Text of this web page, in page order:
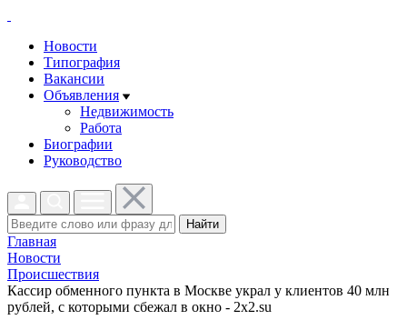
Новости
Типография
Вакансии
Объявления
Недвижимость
Работа
Биографии
Руководство
Найти
Главная
Новости
Проиcшествия
Кассир обменного пункта в Москве украл у клиентов 40 млн
рублей, с которыми сбежал в окно - 2x2.su